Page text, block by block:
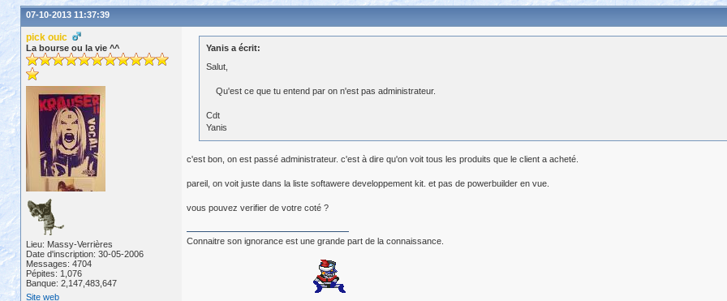
07-10-2013 11:37:39
pick ouic
La bourse ou la vie ^^
Lieu: Massy-Verrières
Date d'inscription: 30-05-2006
Messages: 4704
Pépites: 1,076
Banque: 2,147,483,647
Site web
Yanis a écrit:
Salut,
Qu'est ce que tu entend par on n'est pas administrateur.
Cdt
Yanis
c'est bon, on est passé administrateur. c'est à dire qu'on voit tous les produits que le client a acheté.
pareil, on voit juste dans la liste softawere developpement kit. et pas de powerbuilder en vue.
vous pouvez verifier de votre coté ?
Connaitre son ignorance est une grande part de la connaissance.